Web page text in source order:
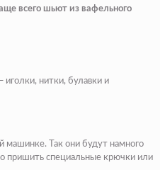
всего шьют из вафельного
нитки, булавки и
машинке. Так они будут намного
пришить специальные крючки или